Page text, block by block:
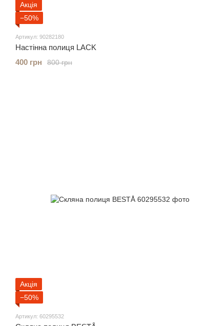
Акція
−50%
Артикул: 90282180
Настінна полиця LACK
800 грн
400 грн
Акція
−50%
Артикул: 60295532